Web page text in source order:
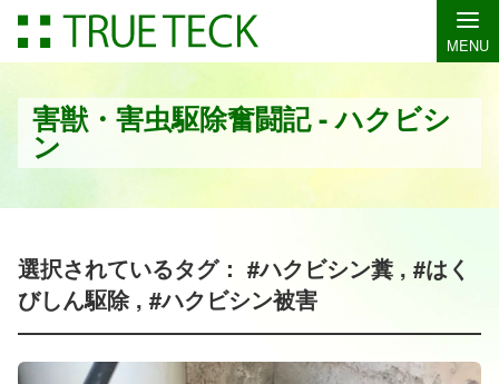
MENU
害獣・害虫駆除奮闘記 - ハクビシ
ン
選択されているタグ： #ハクビシン糞 , #はく
びしん駆除 , #ハクビシン被害